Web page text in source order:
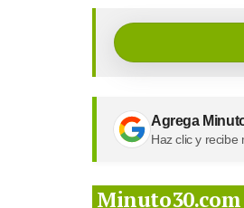
Agrega
Haz clic y recibe
Minuto30.com